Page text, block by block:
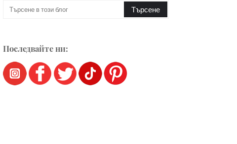
Последвайте ни: